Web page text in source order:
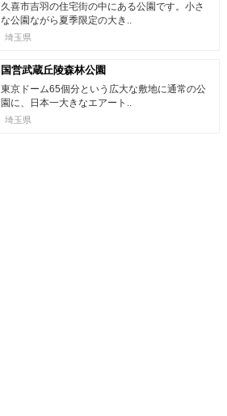
久喜市吉羽の住宅街の中にある公園です。小さ
な公園ながら夏季限定の大き..
埼玉県
国営武蔵丘陵森林公園
東京ドーム65個分という広大な敷地に通常の公
園に、日本一大きなエアート..
埼玉県